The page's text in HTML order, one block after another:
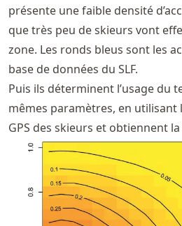
présente une faible densité
que très peu de skieurs vont
zone. Les ronds bleus sont les
base de données du SLF.
Puis ils déterminent l’usage du
mêmes paramètres, en utilisant
GPS des skieurs et obtiennent